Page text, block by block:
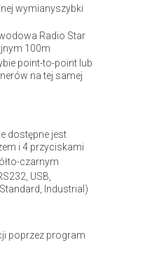
wymianyszybki
Radio Star
100m
point-to-point lub
na tej samej
dostępne jest
i 4 przyciskami
czarnym
USB,
Industrial)
poprzez program